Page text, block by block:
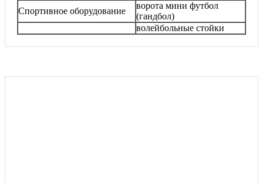
Спортивное оборудование
ворота мини футбол
(гандбол)
волейбольные стойки